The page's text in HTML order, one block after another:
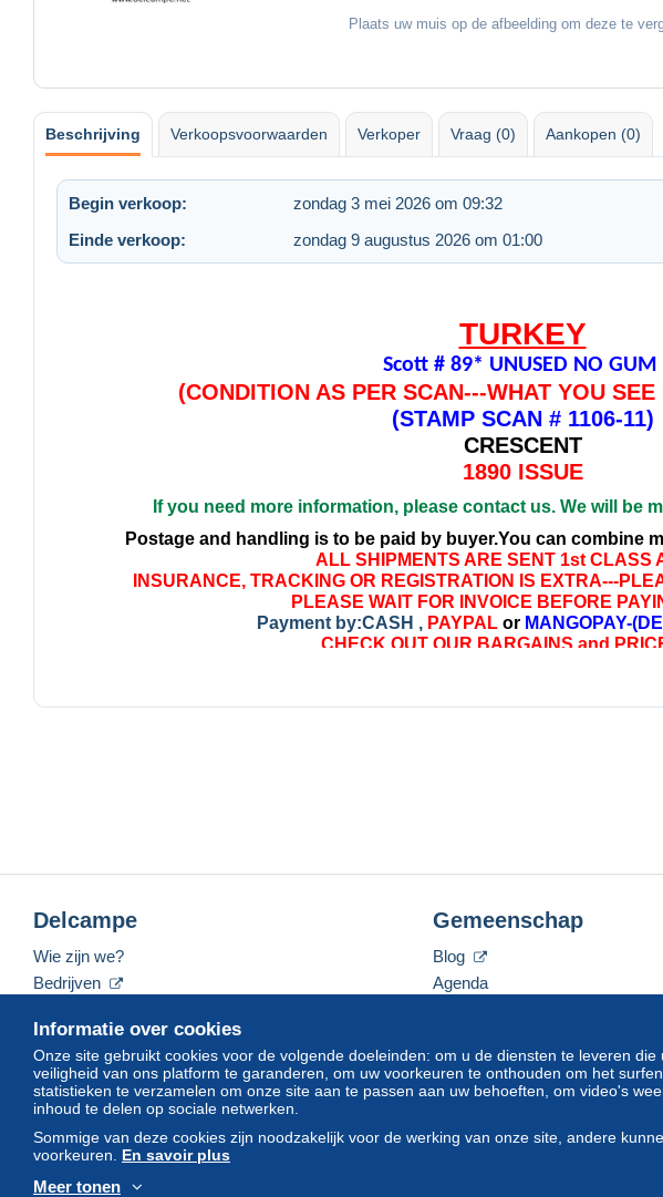
Plaats uw muis op de afbeelding om deze te
Beschrijving Verkoopsvoorwaarden Verkoper Vraag (0) Aankopen (0)
Begin verkoop: zondag 3 mei 2026 om 09:32
Einde verkoop:
zondag 9 augustus 2026 om 01:00
TURKEY
Scott # 89* UNUSED NO GUM
(CONDITION AS PER SCAN---WHAT YOU
(STAMP SCAN # 1106-11)
CRESCENT
1890 ISSUE
If you need more information, please contact us. We will be
Postage and handling is to be paid by buyer.You can combine
ALL SHIPMENTS ARE SENT 1st CLASS
INSURANCE, TRACKING OR REGISTRATION IS EXTRA---
PLEASE WAIT FOR INVOICE
Payment by:CASH , PAYPAL or MANGOPAY-
CHECK OUT OUR BARGAINS and
Informatie over cookies
Onze site gebruikt cookies voor de volgende doeleinden: om u de diensten te leveren
veiligheid van ons platform te garanderen, om uw voorkeuren te onthouden om het
statistieken te verzamelen om onze site aan te passen aan uw behoeften, om video's
inhoud te delen op sociale netwerken.
Sommige van deze cookies zijn noodzakelijk voor de werking van onze site, andere
voorkeuren. En savoir plus
Meer tonen
Delcampe
Wie zijn we?
Bedrijven
Neem contact met ons op
Gemeenschap
Blog
Agenda
© Delcampe International srl. Alle rechten voorbehouden.